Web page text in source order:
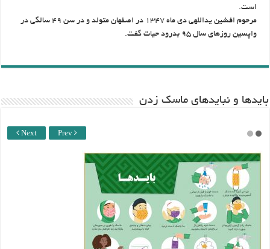
است.
مرحوم افشین یداللهی دی ماه ۱۳۴۷ در اصفهان متولد و در سن ۴۹ سالگی در
واپسین روزهای سال ۹۵ بدرود حیات گفت.
باید‌ها و نبایدهای ماسک زدن
Next Prev